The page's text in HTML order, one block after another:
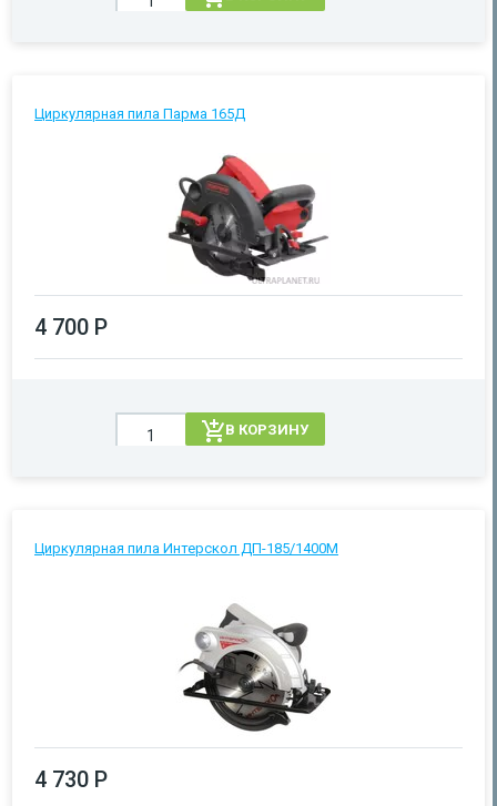
Циркулярная пила Парма 165Д
4 700 Р
В КОРЗИНУ
Циркулярная пила Интерскол ДП-185/1400М
4 730 Р